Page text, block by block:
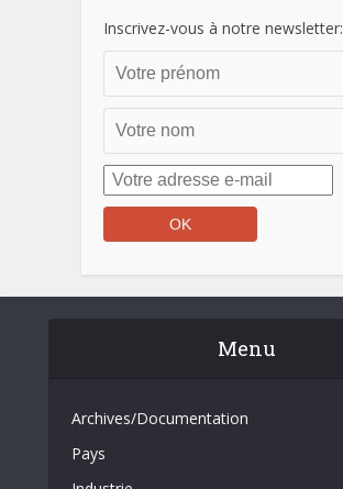
Inscrivez-vous à notre newsletter:
Menu
Archives/Documentation
Pays